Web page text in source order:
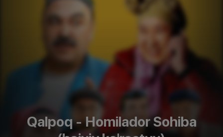
Qalpoq - Homilador Sohiba